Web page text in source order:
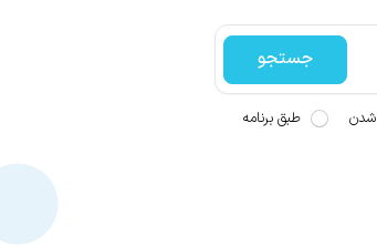
جستجو
شدن طبق برنامه